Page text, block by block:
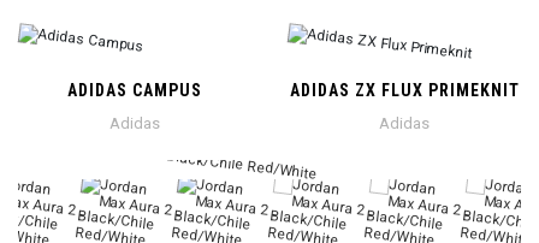
ADIDAS CAMPUS
Adidas
ADIDAS ZX FLUX PRIMEKNIT
Adidas